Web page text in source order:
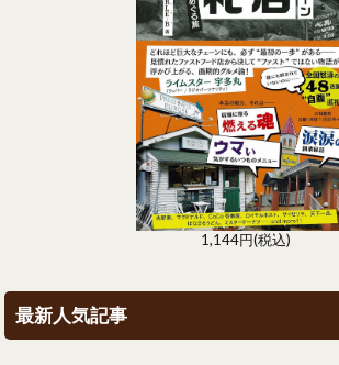
1,144円(税込)
最新人気記事